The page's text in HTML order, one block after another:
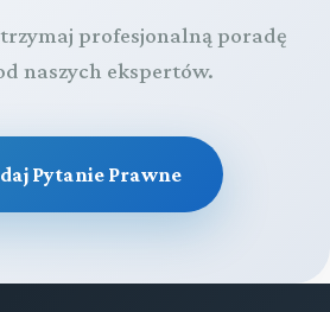
profesjonalną poradę
naszych ekspertów.
Pytanie Prawne